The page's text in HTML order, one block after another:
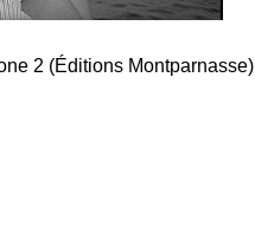
2 (Éditions Montparnasse)